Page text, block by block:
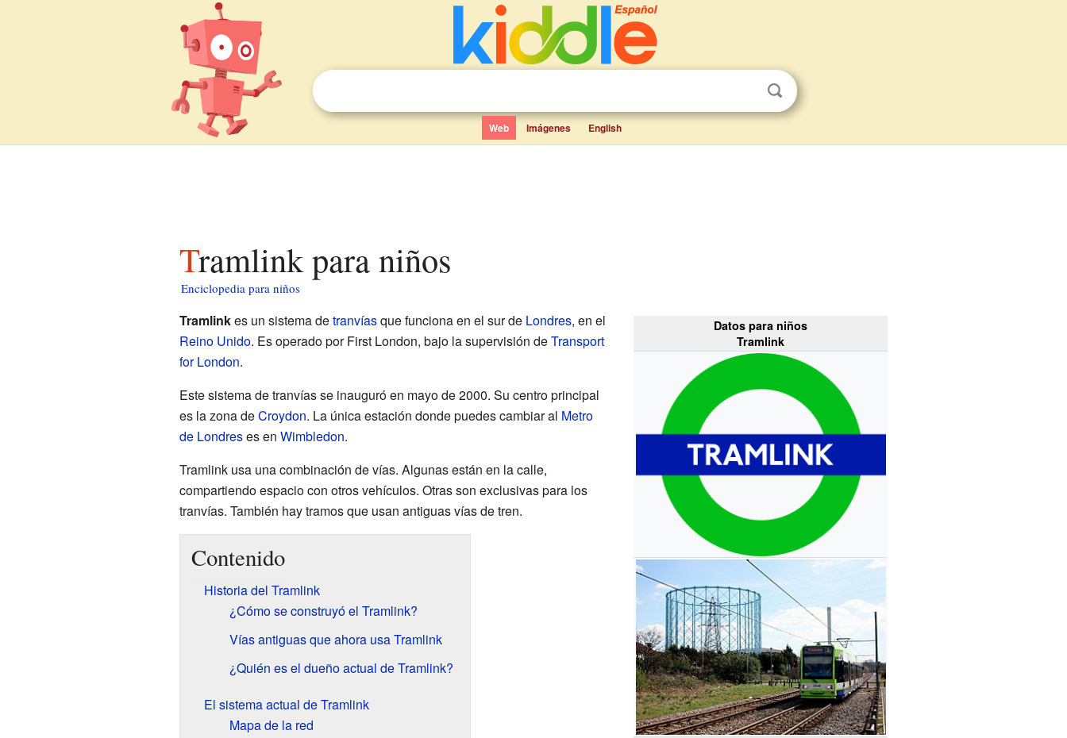
Web Imágenes English
Tramlink para niños
Enciclopedia para niños
Datos para niños
Tramlink
Tramlinkes un sistema detranvíasque funciona en el sur de Londres, en el
Reino Unido. Es operado por First London, bajo la supervisión deTransport
for London.
Este sistema de tranvías se inauguró en mayo de 2000. Su centro principal
es la zona deCroydon. La única estación donde puedes cambiar al Metro
de Londreses en Wimbledon.
Tramlink usa una combinación de vías. Algunas están en la calle,
compartiendo espacio con otros vehículos. Otras son exclusivas para los
tranvías. También hay tramos que usan antiguas vías de tren.
Contenido
Historia del Tramlink
¿Cómo se construyó el Tramlink?
Vías antiguas que ahora usa Tramlink
¿Quién es el dueño actual de Tramlink?
El sistema actual de Tramlink
Mapa de la red